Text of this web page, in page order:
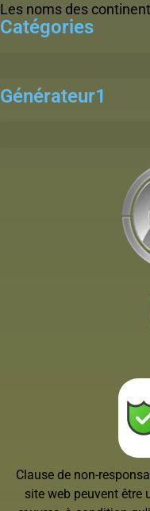
Les noms des
Catégories
Générateur1
Clause de non-
site web peuvent être